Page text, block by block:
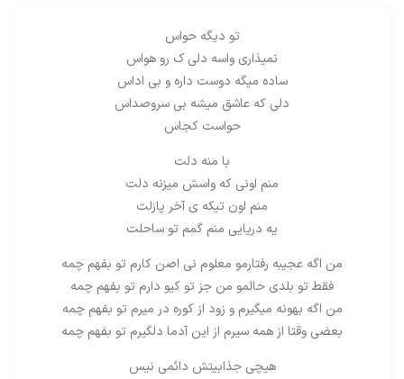
تو دیگه حواس
نمیذاری واسه دلی ک رو هواس
ساده میگه دوست داره و بی اداس
دلی که عاشق میشه بی سروصداس
حواست کجاس
با منه دلت
منم اونی که واسش میزنه دلت
منم اون تیکه ی آخر پازلت
یه دریایی منم گمم تو ساحلت
من اگه عجیبه رفتارمو معلوم نی اصن کارم تو بفهم چمه
فقط تو بلدی حالمو من جز تو کیو‌ دارم تو بفهم چمه
من اگه بهونه میگیرم و‌ زود از کوره در میرم تو بفهم چمه
بعضی وقتا از همه سیرم از این آدما دلگیرم تو بفهم چمه
هیچی جذابیتش دائمی نیس